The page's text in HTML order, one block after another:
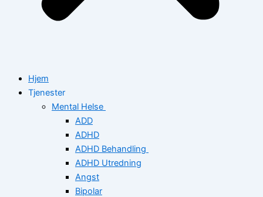
Hjem
Tjenester
Mental Helse
ADD
ADHD
ADHD Behandling
ADHD Utredning
Angst
Bipolar